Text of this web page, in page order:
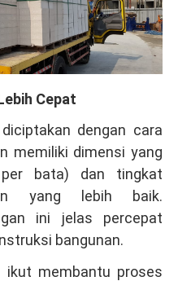
Cepat
dengan cara
memiliki dimensi yang
bata) dan tingkat
yang lebih baik.
ini jelas percepat
bangunan.
ikut membantu proses